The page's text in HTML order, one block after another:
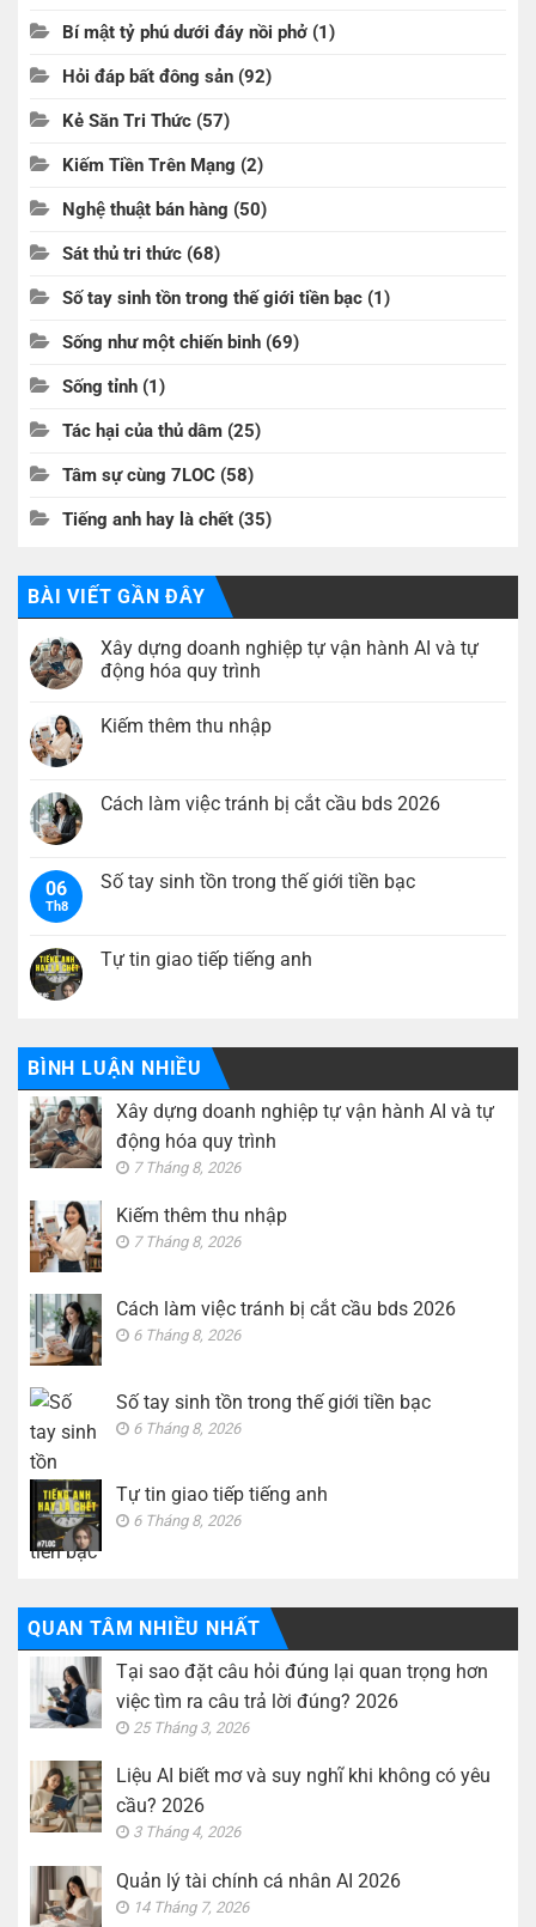
Bí mật tỷ phú dưới đáy nồi phở (1)
Hỏi đáp bất đông sản (92)
Kẻ Săn Tri Thức (57)
Kiếm Tiền Trên Mạng (2)
Nghệ thuật bán hàng (50)
Sát thủ tri thức (68)
Số tay sinh tồn trong thế giới tiền bạc (1)
Sống như một chiến binh (69)
Sống tỉnh (1)
Tác hại của thủ dâm (25)
Tâm sự cùng 7LOC (58)
Tiếng anh hay là chết (35)
BÀI VIẾT GẦN ĐÂY
Xây dựng doanh nghiệp tự vận hành AI và tự
động hóa quy trình
bình
doanh
AI
quy
Kiếm thêm thu nhập
luận
ở
nhập
Cách làm việc tránh bị cắt cầu bds 2026
luận
ở
tránh
bị
06
Th8
Số tay sinh tồn trong thế giới tiền bạc
luận
ở
trong
thế
giới
tiền
bạc
Tự tin giao tiếp tiếng anh
ở
Tự
tin
giao
tiếp
tiếng
anh
BÌNH LUẬN NHIỀU
Xây dựng doanh nghiệp tự vận hành AI và tự
động hóa quy trình
7 Tháng 8, 2026
Kiếm thêm thu nhập
7 Tháng 8, 2026
Cách làm việc tránh bị cắt cầu bds 2026
6 Tháng 8, 2026
Số tay sinh tồn trong thế giới tiền bạc
6 Tháng 8, 2026
Tự tin giao tiếp tiếng anh
6 Tháng 8, 2026
QUAN TÂM NHIỀU NHẤT
Tại sao đặt câu hỏi đúng lại quan trọng hơn
việc tìm ra câu trả lời đúng? 2026
25 Tháng 3, 2026
Liệu AI biết mơ và suy nghĩ khi không có yêu
cầu? 2026
3 Tháng 4, 2026
Quản lý tài chính cá nhân AI 2026
14 Tháng 7, 2026